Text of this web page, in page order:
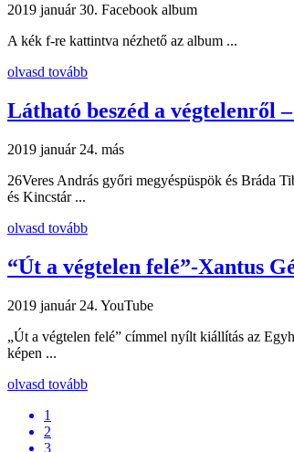
2019 január 30. Facebook album
A kék f-re kattintva nézhető az album ...
olvasd tovább
Látható beszéd a végtelenről
2019 január 24. más
26Veres András győri megyéspüspök és Bráda
és Kincstár ...
olvasd tovább
“Út a végtelen felé”-Xantus
2019 január 24. YouTube
„Út a végtelen felé” címmel nyílt kiállítás az
képen ...
olvasd tovább
1
2
3